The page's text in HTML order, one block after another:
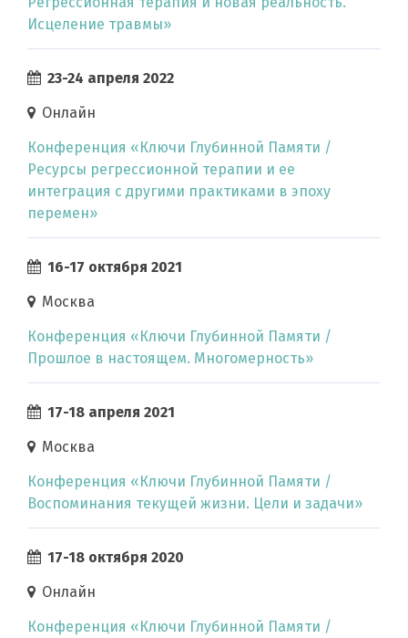
Исцеление травмы»
23-24 апреля 2022
Онлайн
Конференция «Ключи Глубинной Памяти /
Ресурсы регрессионной терапии и ее
интеграция с другими практиками в эпоху
перемен»
16-17 октября 2021
Москва
Конференция «Ключи Глубинной Памяти /
Прошлое в настоящем. Многомерность»
17-18 апреля 2021
Москва
Конференция «Ключи Глубинной Памяти /
Воспоминания текущей жизни. Цели и задачи»
17-18 октября 2020
Онлайн
Конференция «Ключи Глубинной Памяти /